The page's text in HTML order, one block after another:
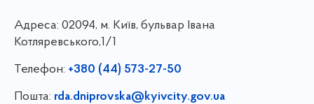
Адреса: 02094, м. Київ, бульвар Івана
Котляревського,1/1
Телефон: +380 (44) 573-27-50
Пошта: rda.dniprovska@kyivcity.gov.ua